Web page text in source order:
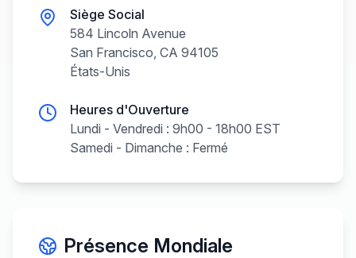
Siège Social
584 Lincoln Avenue
San Francisco, CA 94105
États-Unis
Heures d'Ouverture
Lundi - Vendredi : 9h00 - 18h00 EST
Samedi - Dimanche : Fermé
Présence Mondiale